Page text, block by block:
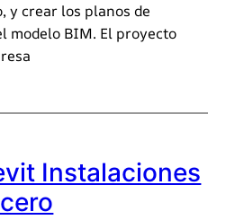
y crear los planos de
modelo BIM. El proyecto
Instalaciones